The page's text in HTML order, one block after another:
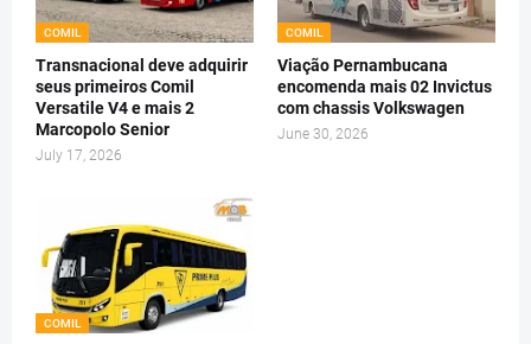
COMIL
Transnacional deve adquirir
seus primeiros Comil
Versatile V4 e mais 2
Marcopolo Senior
July 17, 2026
COMIL
Viação Pernambucana
encomenda mais 02 Invictus
com chassis Volkswagen
June 30, 2026
COMIL